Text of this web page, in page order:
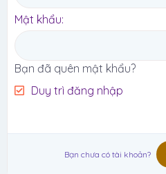
Mật khẩu
Bạn đã quên mật khẩu?
Duy trì đăng nhập
Bạn chưa có tài khoản?